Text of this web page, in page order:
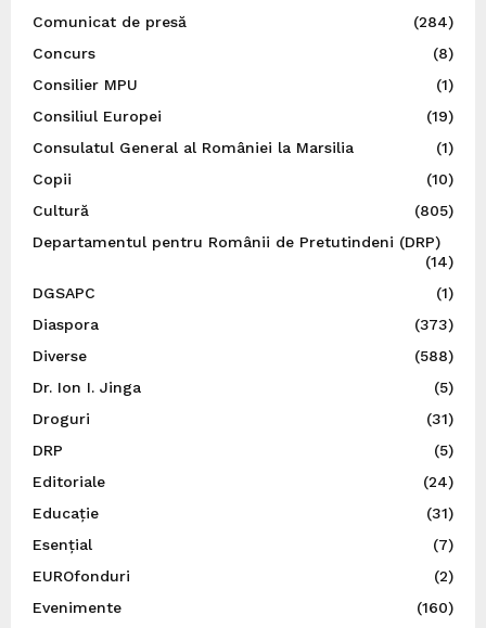
Comunicat de presă
(284)
Concurs
(8)
Consilier MPU
(1)
Consiliul Europei
(19)
Consulatul General al României la Marsilia
(1)
Copii
(10)
Cultură
(805)
Departamentul pentru Românii de Pretutindeni (DRP)
(14)
DGSAPC
(1)
Diaspora
(373)
Diverse
(588)
Dr. Ion I. Jinga
(5)
Droguri
(31)
DRP
(5)
Editoriale
(24)
Educație
(31)
Esențial
(7)
EUROfonduri
(2)
Evenimente
(160)